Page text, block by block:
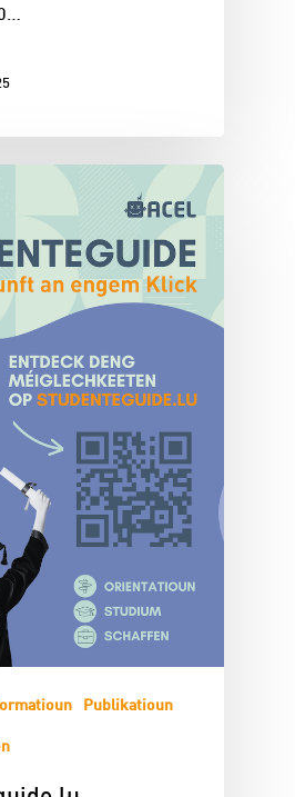
Publikatioun